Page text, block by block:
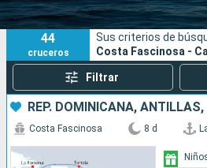
Puertos
44
cruceros
Sus criterios de
Costa Fascinosa -
Filtrar
Costa Fascinosa 8 d